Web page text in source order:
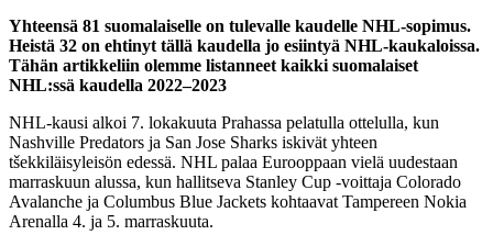
Yhteensä 81 suomalaiselle on tulevalle kaudelle NHL-sopimus.
Heistä 32 on ehtinyt tällä kaudella jo esiintyä NHL-kaukaloissa.
Tähän artikkeliin olemme listanneet kaikki suomalaiset
NHL:ssä kaudella 2022–2023
NHL-kausi alkoi 7. lokakuuta Prahassa pelatulla ottelulla, kun
Nashville Predators ja San Jose Sharks iskivät yhteen
tšekkiläisyleisön edessä. NHL palaa Eurooppaan vielä uudestaan
marraskuun alussa, kun hallitseva Stanley Cup -voittaja Colorado
Avalanche ja Columbus Blue Jackets kohtaavat Tampereen Nokia
Arenalla 4. ja 5. marraskuuta.